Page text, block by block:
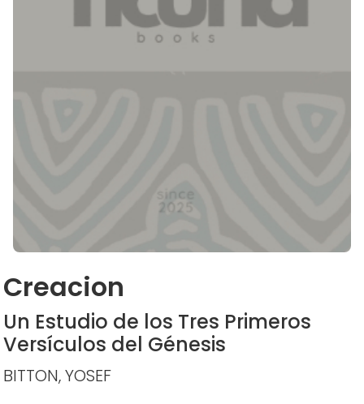
Creacion
Un Estudio de los Tres Primeros
Versículos del Génesis
BITTON, YOSEF